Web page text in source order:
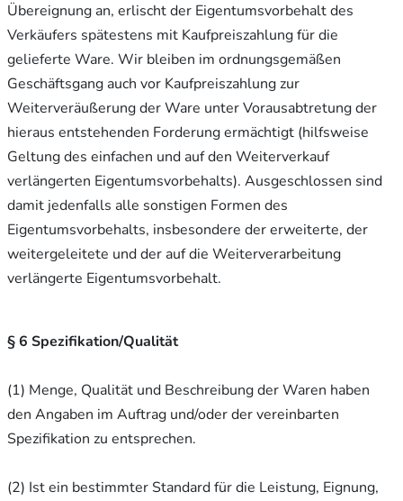
Übereignung an, erlischt der Eigentumsvorbehalt des
Verkäufers spätestens mit Kaufpreiszahlung für die
gelieferte Ware. Wir bleiben im ordnungsgemäßen
Geschäftsgang auch vor Kaufpreiszahlung zur
Weiterveräußerung der Ware unter Vorausabtretung der
hieraus entstehenden Forderung ermächtigt (hilfsweise
Geltung des einfachen und auf den Weiterverkauf
verlängerten Eigentumsvorbehalts). Ausgeschlossen sind
damit jedenfalls alle sonstigen Formen des
Eigentumsvorbehalts, insbesondere der erweiterte, der
weitergeleitete und der auf die Weiterverarbeitung
verlängerte Eigentumsvorbehalt.
§ 6 Spezifikation/Qualität
(1) Menge, Qualität und Beschreibung der Waren haben
den Angaben im Auftrag und/oder der vereinbarten
Spezifikation zu entsprechen.
(2) Ist ein bestimmter Standard für die Leistung, Eignung,